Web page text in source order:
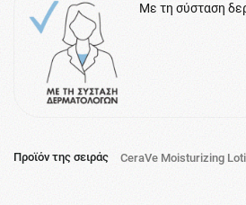
Με τη σύσταση
Προϊόν της σειράς CeraVe Moisturizing